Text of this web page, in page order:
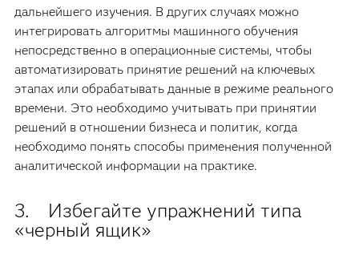
дальнейшего изучения. В других случаях можно
интегрировать алгоритмы машинного обучения
непосредственно в операционные системы, чтобы
автоматизировать принятие решений на ключевых
этапах или обрабатывать данные в режиме реального
времени. Это необходимо учитывать при принятии
решений в отношении бизнеса и политик, когда
необходимо понять способы применения полученной
аналитической информации на практике.
3. Избегайте упражнений типа
«черный ящик»